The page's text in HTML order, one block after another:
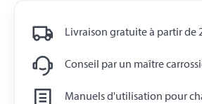
Livraison gratuite à partir de
Conseil par un maître
Manuels d'utilisation pour